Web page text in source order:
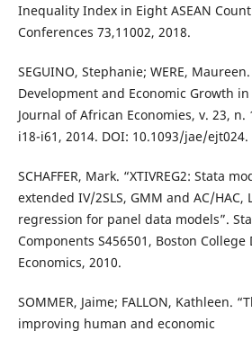
Inequality Index in Eight ASEAN
Conferences 73,11002, 2018.
SEGUINO, Stephanie; WERE,
Development and Economic Growth
Journal of African Economies, v. 23, n.
i18-i61, 2014. DOI: 10.1093/jae/ejt024.
SCHAFFER, Mark. “XTIVREG2: Stata
extended IV/2SLS, GMM and AC/HAC,
regression for panel data models”.
Components S456501, Boston
Economics, 2010.
SOMMER, Jaime; FALLON, Kathleen.
improving human and economic